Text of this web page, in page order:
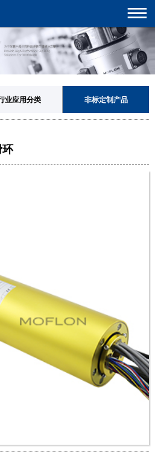
业应用分类 非标定制产品